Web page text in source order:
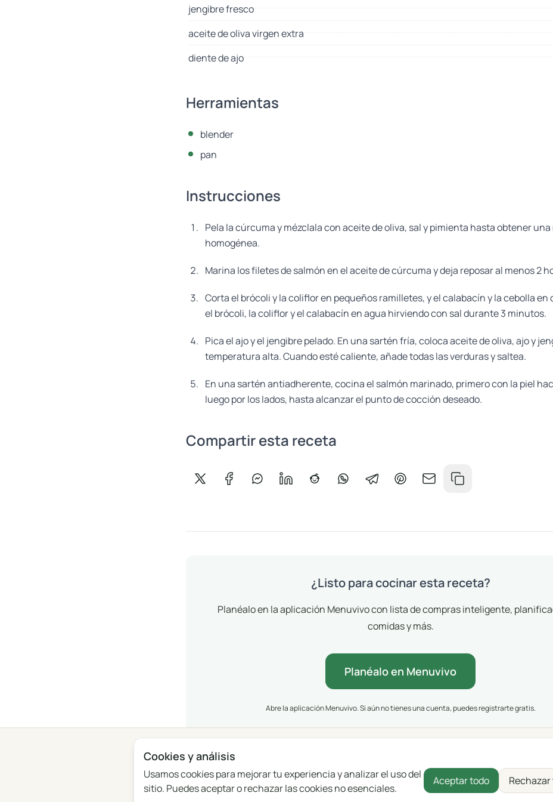
jengibre fresco
aceite de oliva virgen extra
diente de ajo
Herramientas
blender
pan
Instrucciones
Pela la cúrcuma y mézclala con aceite de oliva, sal y pimienta hasta obtener una
homogénea.
Marina los filetes de salmón en el aceite de cúrcuma y deja reposar al menos 2
Corta el brócoli y la coliflor en pequeños ramilletes, y el calabacín y la cebolla en
el brócoli, la coliflor y el calabacín en agua hirviendo con sal durante 3 minutos.
Pica el ajo y el jengibre pelado. En una sartén fría, coloca aceite de oliva, ajo y
temperatura alta. Cuando esté caliente, añade todas las verduras y saltea.
En una sartén antiadherente, cocina el salmón marinado, primero con la piel
luego por los lados, hasta alcanzar el punto de cocción deseado.
Compartir esta receta
Compartir en X
Compartir en Facebook
Compartir en Messenger
Compartir en LinkedIn
Compartir en Reddit
Compartir en WhatsApp
Compartir en Telegram
Compartir en Pinterest
Compartir por correo
Copiar enlace
¿Listo para cocinar esta receta?
Planéalo en la aplicación Menuvivo con lista de compras inteligente,
comidas y más.
Planéalo en Menuvivo
Abre la aplicación Menuvivo. Si aún no tienes una cuenta, puedes registrarte gratis.
Blog Comentarios
English Polski Português Français Deutsch
Cookies y análisis
Usamos cookies para mejorar tu experiencia y analizar el uso del
sitio. Puedes aceptar o rechazar las cookies no esenciales.
Aceptar todo